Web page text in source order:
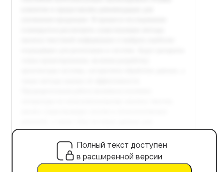
Полный текст доступен
в расширенной версии